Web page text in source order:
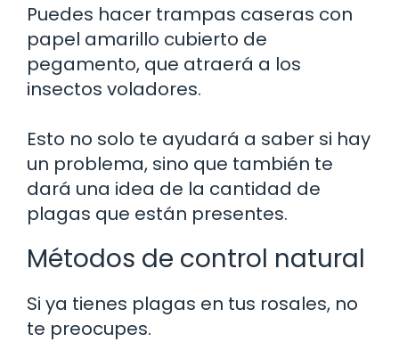
Puedes hacer trampas caseras con
papel amarillo cubierto de
pegamento, que atraerá a los
insectos voladores.
Esto no solo te ayudará a saber si hay
un problema, sino que también te
dará una idea de la cantidad de
plagas que están presentes.
Métodos de control natural
Si ya tienes plagas en tus rosales, no
te preocupes.